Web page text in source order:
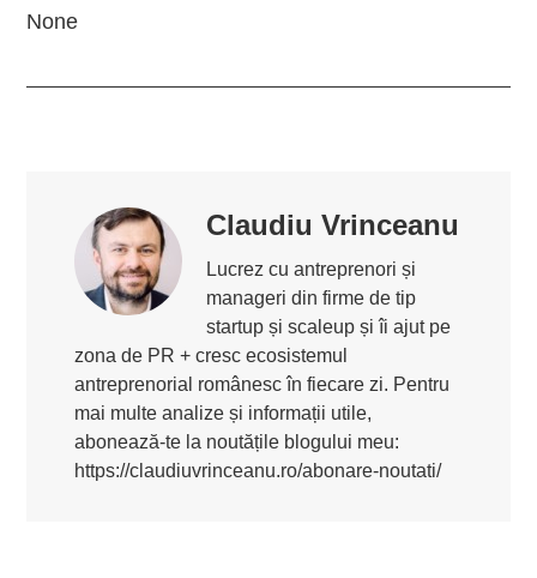
None
Claudiu Vrinceanu
Lucrez cu antreprenori și
manageri din firme de tip
startup și scaleup și îi ajut pe
zona de PR + cresc ecosistemul
antreprenorial românesc în fiecare zi. Pentru
mai multe analize și informații utile,
abonează-te la noutățile blogului meu:
https://claudiuvrinceanu.ro/abonare-noutati/